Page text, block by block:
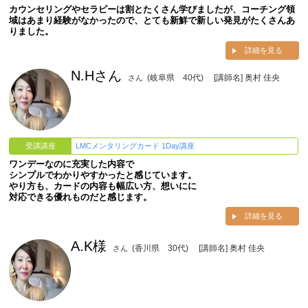
カウンセリングやセラピーは割とたくさん学びましたが、コーチング領
域はあまり経験がなかったので、とても新鮮で新しい発見がたくさんあ
りました。
詳細を見る
N.Hさん さん (岐阜県 40代) [講師名] 奥村 佳央
受講講座 LMCメンタリングカード 1Day講座
ワンデーなのに充実した内容で
シンプルでわかりやすかったと感じています。
やり方も、カードの内容も幅広い方、想いにに
対応できる優れものだと感じます。
詳細を見る
A.K様 さん (香川県 30代) [講師名] 奥村 佳央